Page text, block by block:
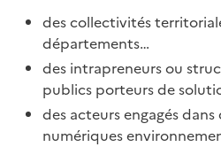
des collectivités
départements…
des intrapreneurs ou
publics porteurs de
des acteurs engagés
numériques